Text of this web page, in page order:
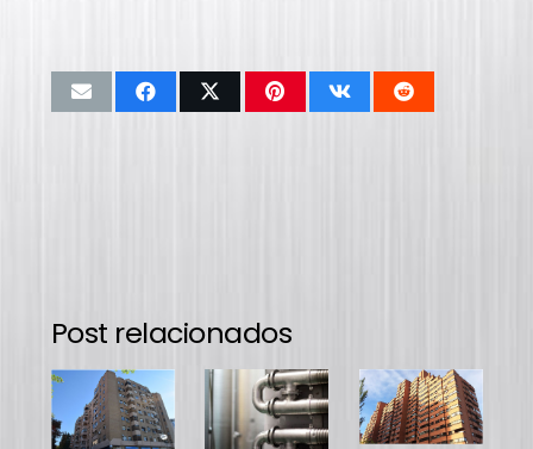
Post relacionados